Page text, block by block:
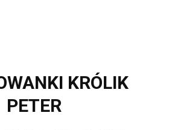
KRÓLIK
PETER